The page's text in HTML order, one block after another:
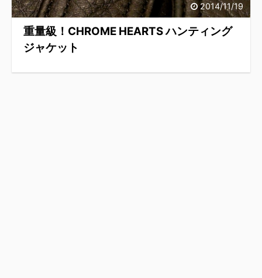
2014/11/19
重量級！CHROME HEARTS ハンティング
ジャケット